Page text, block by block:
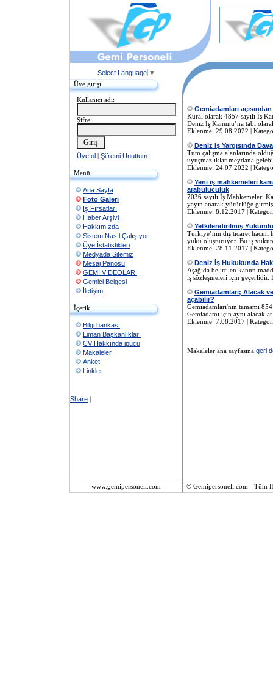
Select Language ▼
Üye girişi
Kullanıcı adı:
Şifre:
Üye ol| Şifremi Unuttum
Menü
Ana Sayfa
Foto Galeri
İş Fırsatları
Haber Arşivi
Hakkımızda
Sistem Nasıl Çalışıyor
Üye İstatistikleri
Medyada Sitemiz
Mesaj Panosu
GEMİ VİDEOLARI
Gemici Belgesi
İletişim
İçerik
Bilgi bankası
Liman Başkanlıkları
CV Hakkında ipucu
Makaleler
Anket
Linkler
Share |
Gemiadamları
Kural olarak 4857 sayılı İş
Deniz İş Kanunu’na tabi
Eklenme: 29.08.2022 |
Deniz İş Yargısında
Tüm çalışma alanlarında
uyuşmazlıklar meydana
Eklenme: 24.07.2022 |
Yeni iş mahkemeleri
arabuluculuk
7036 sayılı İş Mahkemeleri
yayınlanarak yürürlüğe
Eklenme: 8.12.2017 |
Yetkilendirilmiş Yükümlü
Türkiye’nin dış ticaret hacmi
yükü oluşturuyor. Bu iş
Eklenme: 28.11.2017 |
Deniz İş Hukukunda
Aşağıda belirtilen kanun
iş sözleşmeleri için
Gemiadamları; Alacak
açabilir?
Gemiadamları'nın tamamı
Gemiadamı için aynı
Eklenme: 7.08.2017 |
Makaleler ana sayfasına geri
www.gemipersoneli.com © Gemipersoneli.com - Tüm